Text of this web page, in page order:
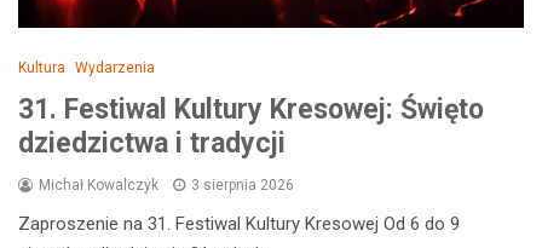
Kultura Wydarzenia
31. Festiwal Kultury Kresowej: Święto
dziedzictwa i tradycji
Michał Kowalczyk 3 sierpnia 2026
Zaproszenie na 31. Festiwal Kultury Kresowej Od 6 do 9